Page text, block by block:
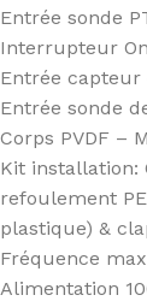
Entrée sonde
Interrupteur
Entrée capteur
Entrée sonde
Corps PVDF –
Kit installation:
refoulement
plastique) &
Fréquence
Alimentation